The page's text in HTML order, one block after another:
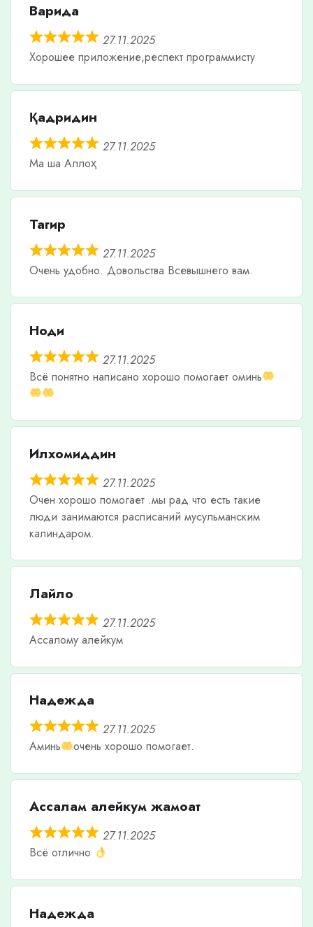
Варида
27.11.2025
Хорошее приложение,респект программисту
Қадридин
27.11.2025
Ма ша Аллоҳ
Тагир
27.11.2025
Очень удобно. Довольства Всевышнего вам.
Ноди
27.11.2025
Всë понятно написано хорошо помогает оминь
Илхомиддин
27.11.2025
Очен хорошо помогает .мы рад что есть такие
люди занимаются расписаний мусульманским
калиндаром.
Лайло
27.11.2025
Ассалому алейкум
Надежда
27.11.2025
Аминь
очень хорошо помогает.
Ассалам алейкум жамоат
27.11.2025
Всё отлично
Надежда